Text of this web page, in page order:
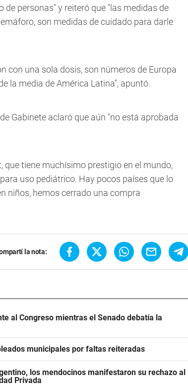
personas" y reiteró que "las medidas de
son medidas de cuidado para darle
con una sola dosis, son números de Europa
la media de América Latina", apuntó.
Gabinete aclaró que aún "no está aprobada
que tiene muchísimo prestigio en el mundo,
uso pediátrico. Hay pocos países que lo
niños, hemos cerrado una compra
la nota:
al Congreso mientras el Senado debatía la
municipales por faltas reiteradas
los mendocinos manifestaron su rechazo al
Privada